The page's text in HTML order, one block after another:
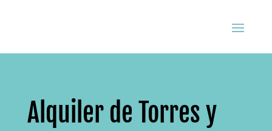
Alquiler de Torres y